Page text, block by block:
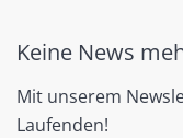
Keine News
Mit unserem
Laufenden!